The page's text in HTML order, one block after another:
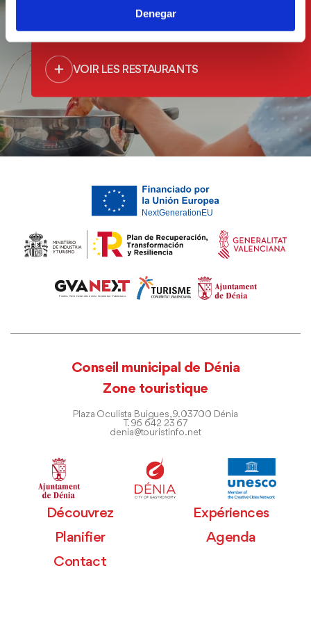
Denegar
VOIR LES RESTAURANTS
Conseil municipal de Dénia
Zone touristique
Plaza Oculista Buigues, 9. 03700 Dénia
T. 96 642 23 67
denia@touristinfo.net
Découvrez
Expériences
Planifier
Agenda
Contact